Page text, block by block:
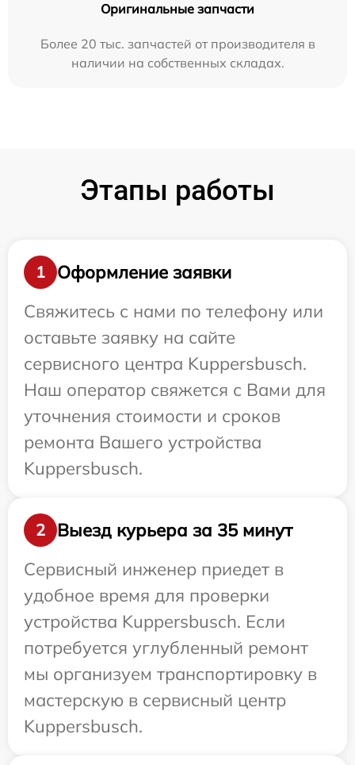
Оригинальные запчасти
Более 20 тыс. запчастей от производителя в
наличии на собственных складах.
Этапы работы
1
Оформление заявки
Свяжитесь с нами по телефону или
оставьте заявку на сайте
сервисного центра Kuppersbusch.
Наш оператор свяжется с Вами для
уточнения стоимости и сроков
ремонта Вашего устройства
Kuppersbusch.
2
Выезд курьера за 35 минут
Сервисный инженер приедет в
удобное время для проверки
устройства Kuppersbusch. Если
потребуется углубленный ремонт
мы организуем транспортировку в
мастерскую в сервисный центр
Kuppersbusch.